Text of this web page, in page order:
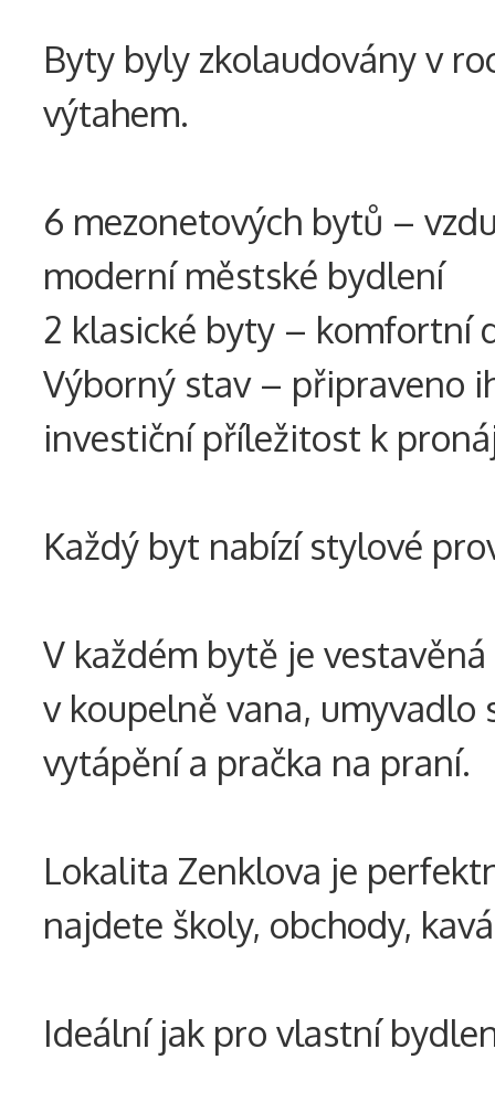
Byty byly zkolaudovány v
výtahem.
6 mezonetových bytů –
moderní městské bydlení
2 klasické byty – komfortní
Výborný stav – připraveno
investiční příležitost k
Každý byt nabízí stylové
V každém bytě je
v koupelně vana, umyvadlo
vytápění a pračka na praní.
Lokalita Zenklova je
najdete školy, obchody,
Ideální jak pro vlastní